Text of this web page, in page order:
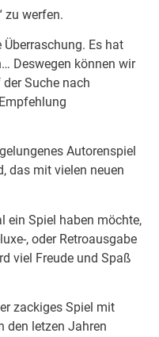
zu werfen.
Es hat
Deswegen können wir
Suche nach
Autorenspiel
das mit vielen neuen
ein Spiel haben möchte,
, oder Retroausgabe
viel Freude und Spaß
zackiges Spiel mit
den letzen Jahren